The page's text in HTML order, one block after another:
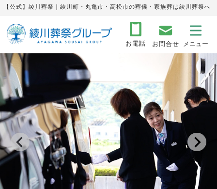
【公式】綾川葬祭｜綾川町・丸亀市・高松市の葬儀・家族葬は綾川葬祭へ
お電話 お問合せ